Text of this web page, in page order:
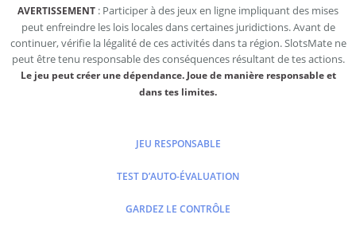
AVERTISSEMENT : Participer à des jeux en ligne impliquant des mises
peut enfreindre les lois locales dans certaines juridictions. Avant de
continuer, vérifie la légalité de ces activités dans ta région. SlotsMate ne
peut être tenu responsable des conséquences résultant de tes actions.
Le jeu peut créer une dépendance. Joue de manière responsable et
dans tes limites.
JEU RESPONSABLE
TEST D’AUTO-ÉVALUATION
GARDEZ LE CONTRÔLE